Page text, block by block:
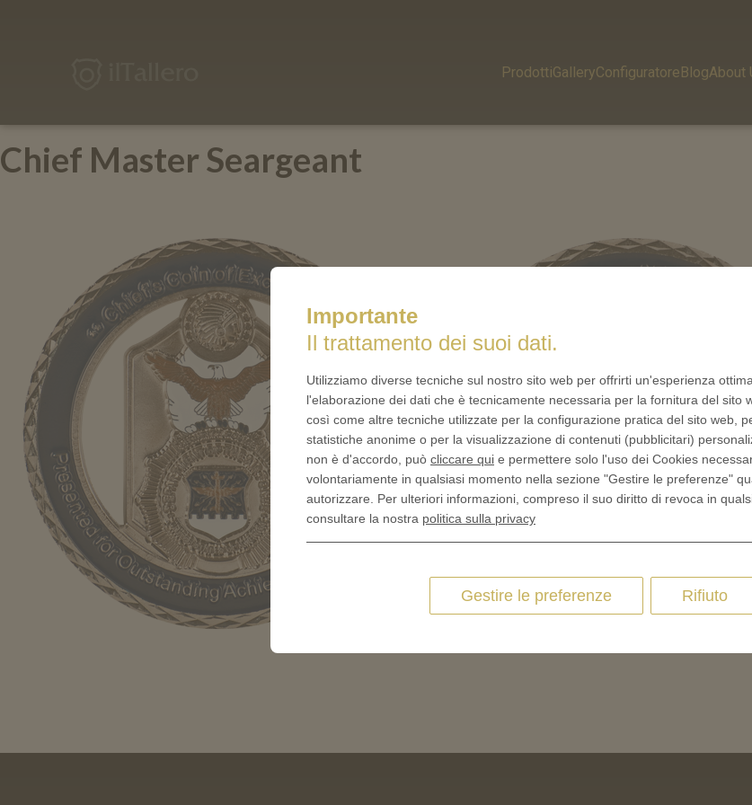
ProdottiGalleryConfiguratoreBlogAbout
Chief Master Seargeant
Importante
Il trattamento dei suoi dati.
Utilizziamo diverse tecniche sul nostro sito web per offrirti un'esperienza
l'elaborazione dei dati che è tecnicamente necessaria per la fornitura del sito
così come altre tecniche utilizzate per la configurazione pratica del sito web,
statistiche anonime o per la visualizzazione di contenuti (pubblicitari)
non è d'accordo, può cliccare qui e permettere solo l'uso dei Cookies
volontariamente in qualsiasi momento nella sezione "Gestire le preferenze"
autorizzare. Per ulteriori informazioni, compreso il suo diritto di revoca in
consultare la nostra politica sulla privacy
Rifiuto
Gestire le preferenze